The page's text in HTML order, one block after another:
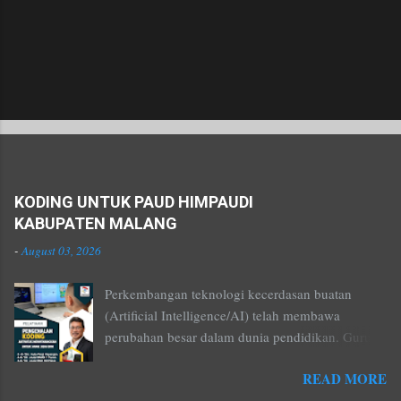
KODING UNTUK PAUD HIMPAUDI
KABUPATEN MALANG
-August 03, 2026
Perkembangan teknologi kecerdasan buatan
(Artificial Intelligence/AI) telah membawa
perubahan besar dalam dunia pendidikan. Guru
juga menjadi kreator pembelajaran yang mampu
READ MORE